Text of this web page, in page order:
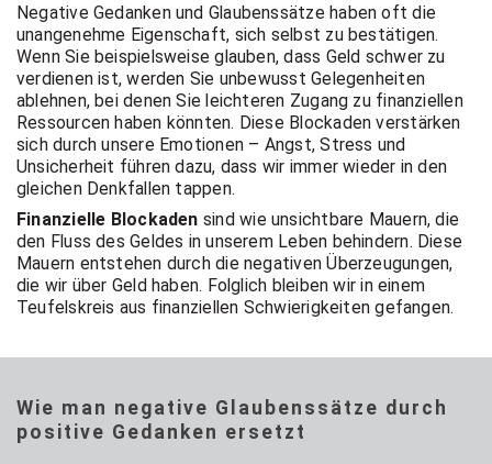
Negative Gedanken und Glaubenssätze haben oft die
unangenehme Eigenschaft, sich selbst zu bestätigen.
Wenn Sie beispielsweise glauben, dass Geld schwer zu
verdienen ist, werden Sie unbewusst Gelegenheiten
ablehnen, bei denen Sie leichteren Zugang zu finanziellen
Ressourcen haben könnten. Diese Blockaden verstärken
sich durch unsere Emotionen – Angst, Stress und
Unsicherheit führen dazu, dass wir immer wieder in den
gleichen Denkfallen tappen.
Finanzielle Blockaden sind wie unsichtbare Mauern, die
den Fluss des Geldes in unserem Leben behindern. Diese
Mauern entstehen durch die negativen Überzeugungen,
die wir über Geld haben. Folglich bleiben wir in einem
Teufelskreis aus finanziellen Schwierigkeiten gefangen.
Wie man negative Glaubenssätze durch
positive Gedanken ersetzt